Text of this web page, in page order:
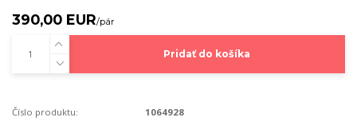
390,00 EUR/pár
Pridať do košíka
Číslo produktu: 1064928